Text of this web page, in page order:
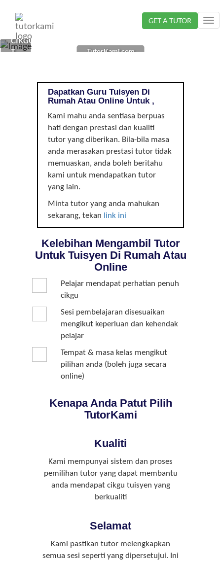
GET A TUTOR
CIKGU
TUISYEN
TutorKami.com
Dapatkan Guru Tuisyen Di
Rumah Atau Online Untuk ,
Kami mahu anda sentiasa berpuas
hati dengan prestasi dan kualiti
tutor yang diberikan. Bila-bila masa
anda merasakan prestasi tutor tidak
memuaskan, anda boleh beritahu
kami untuk mendapatkan tutor
yang lain.
Minta tutor yang anda mahukan
sekarang, tekan link ini
Kelebihan Mengambil Tutor
Untuk Tuisyen Di Rumah Atau
Online
Pelajar mendapat perhatian penuh
cikgu
Sesi pembelajaran disesuaikan
mengikut keperluan dan kehendak
pelajar
Tempat & masa kelas mengikut
pilihan anda (boleh juga secara
online)
Kenapa Anda Patut Pilih
TutorKami
Kualiti
Kami mempunyai sistem dan proses
pemilihan tutor yang dapat membantu
anda mendapat cikgu tuisyen yang
berkualiti
Selamat
Kami pastikan tutor melengkapkan
semua sesi seperti yang dipersetujui. Ini